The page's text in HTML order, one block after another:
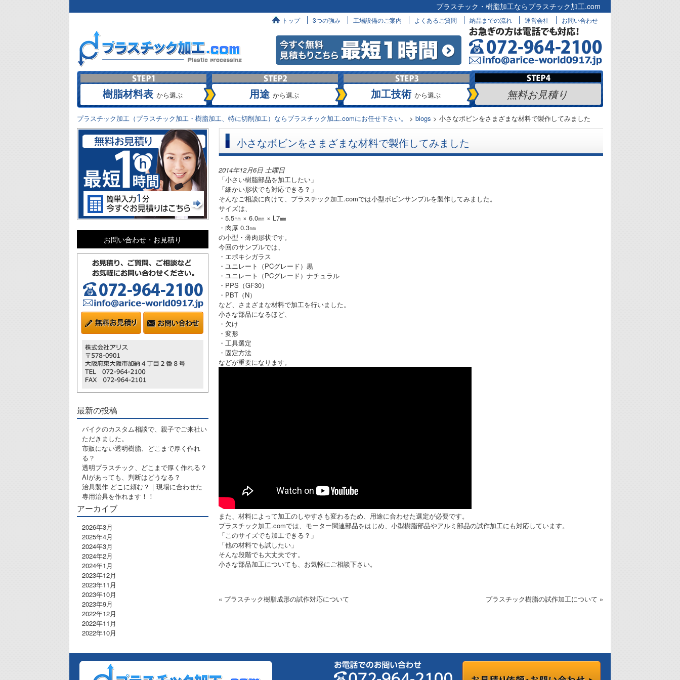
プラスチック・樹脂加工ならプラスチック加工.com
へ
トップ 3つの強み 工場設備のご案内 よくあるご質問 納品までの流れ 運営会社 お問い合わせ
樹脂材料表 から選ぶ 用途 から選ぶ 加工技術 から選ぶ 無料お見積り
プラスチック加工（プラスチック加工・樹脂加工、特に切削加工）ならプラスチック加工.comにお任せ下さい。 > blogs > 小さなボビンをさまざまな材料で製作してみました
小さなボビンをさまざまな材料で製作してみました
2014年12月6日 土曜日
「小さい樹脂部品を加工したい」
「細かい形状でも対応できる？」
そんなご相談に向けて、プラスチック加工.comでは小型ボビンサンプルを製作してみました。
サイズは、
・5.5㎜ × 6.0㎜ × L7㎜
・肉厚 0.3㎜
の小型・薄肉形状です。
今回のサンプルでは、
・エポキシガラス
・ユニレート（PCグレード）黒
・ユニレート（PCグレード）ナチュラル
・PPS（GF30）
・PBT（N）
など、さまざまな材料で加工を行いました。
小さな部品になるほど、
・欠け
・変形
・工具選定
・固定方法
などが重要になります。
また、材料によって加工のしやすさも変わるため、用途に合わせた選定が必要です。
プラスチック加工.comでは、モーター関連部品をはじめ、小型樹脂部品やアルミ部品の試作加工にも対応しています。
「このサイズでも加工できる？」
「他の材料でも試したい」
そんな段階でも大丈夫です。
小さな部品加工についても、お気軽にご相談下さい。
« プラスチック樹脂成形の試作対応について プラスチック樹脂の試作加工について »
お問い合わせ・お見積り
最新の投稿
バイクのカスタム相談で、親子でご来社い
ただきました。
市販にない透明樹脂、どこまで厚く作れ
る？
透明プラスチック、どこまで厚く作れる？
AIがあっても、判断はどうなる？
治具製作 どこに頼む？｜現場に合わせた
専用治具を作れます！！
アーカイブ
2026年3月
2025年4月
2024年3月
2024年2月
2024年1月
2023年12月
2023年11月
2023年10月
2023年9月
2022年12月
2022年11月
2022年10月